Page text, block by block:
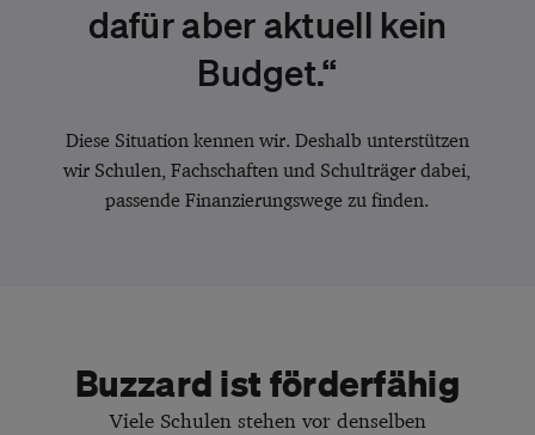
dafür aber aktuell kein
Budget.“
Diese Situation kennen wir. Deshalb unterstützen
wir Schulen, Fachschaften und Schulträger dabei,
passende Finanzierungswege zu finden.
Buzzard ist förderfähig
Viele Schulen stehen vor denselben